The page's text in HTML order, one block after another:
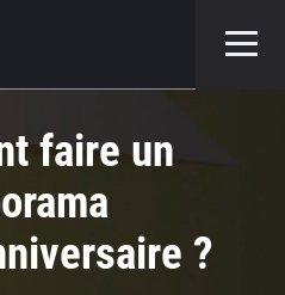
faire un
?